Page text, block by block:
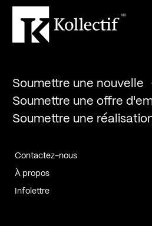
Soumettre une nouvelle
Soumettre une offre
Soumettre une
Contactez-nous
À propos
Infolettre